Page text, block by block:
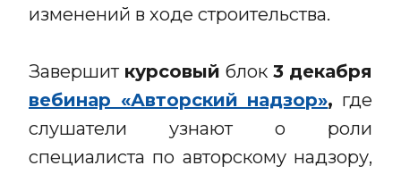
изменений в ходе строительства.
Завершит курсовый блок 3 декабря
вебинар «Авторский надзор», где
слушатели узнают о роли
специалиста по авторскому надзору,